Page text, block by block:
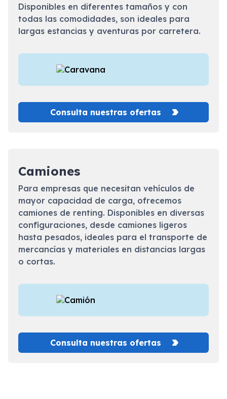
Disponibles en diferentes tamaños y con
todas las comodidades, son ideales para
largas estancias y aventuras por carretera.
Consulta nuestras ofertas
Camiones
Para empresas que necesitan vehículos de
mayor capacidad de carga, ofrecemos
camiones de renting. Disponibles en diversas
configuraciones, desde camiones ligeros
hasta pesados, ideales para el transporte de
mercancías y materiales en distancias largas
o cortas.
Consulta nuestras ofertas